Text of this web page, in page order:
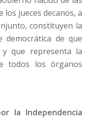
jueces decanos, a
constituyen la
democrática de que
y que representa la
todos los órganos
la Independencia